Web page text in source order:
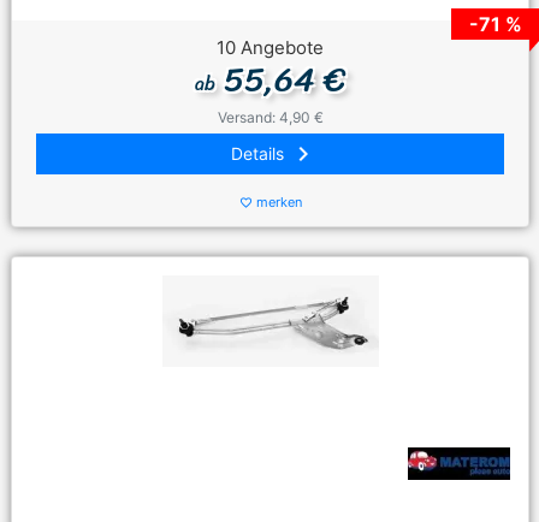
-71 %
10 Angebote
ab55,64 €
Versand: 4,90 €
Details keyboard_arrow_right
favorite_border merken